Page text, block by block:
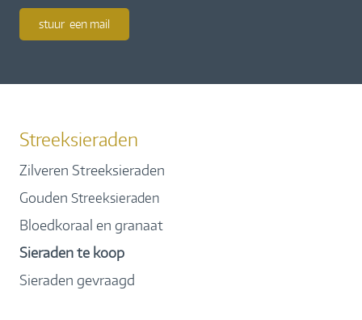
stuur een mail
Streeksieraden
Zilveren Streeksieraden
Gouden Streeksieraden
Bloedkoraal en granaat
Sieraden te koop
Sieraden gevraagd